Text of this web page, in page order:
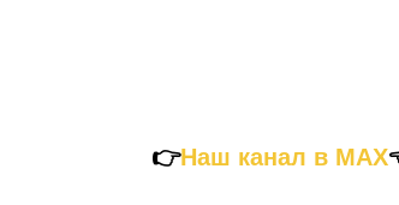
👉Наш канал в MAX